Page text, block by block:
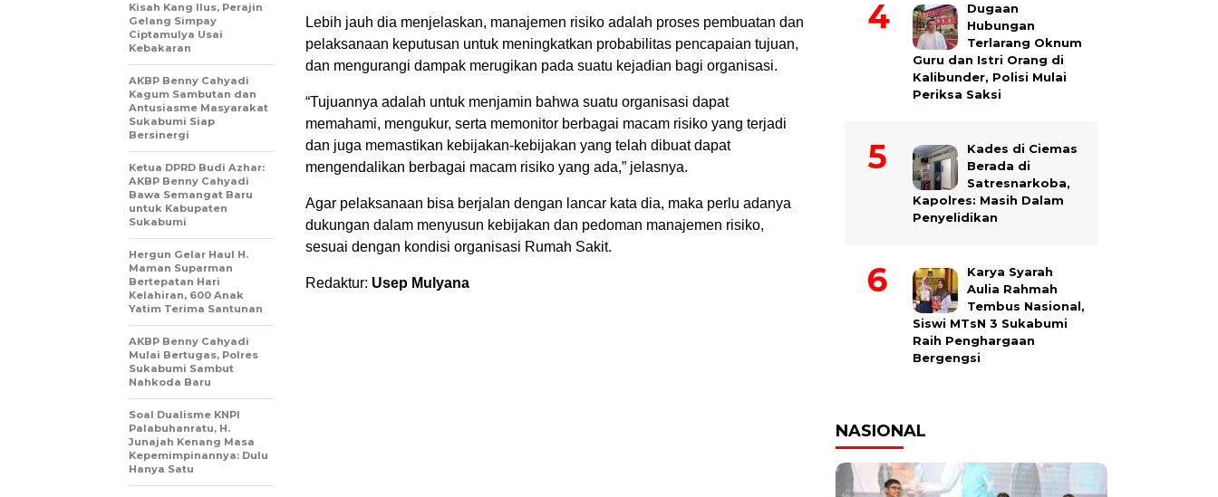
Lebih jauh dia menjelaskan, manajemen risiko adalah proses pembuatan dan
pelaksanaan keputusan untuk meningkatkan probabilitas pencapaian tujuan,
dan mengurangi dampak merugikan pada suatu kejadian bagi organisasi.
“Tujuannya adalah untuk menjamin bahwa suatu organisasi dapat
memahami, mengukur, serta memonitor berbagai macam risiko yang terjadi
dan juga memastikan kebijakan-kebijakan yang telah dibuat dapat
mengendalikan berbagai macam risiko yang ada,” jelasnya.
Agar pelaksanaan bisa berjalan dengan lancar kata dia, maka perlu adanya
dukungan dalam menyusun kebijakan dan pedoman manajemen risiko,
sesuai dengan kondisi organisasi Rumah Sakit.
Redaktur: Usep Mulyana
Kisah Kang Ilus, Perajin
Gelang Simpay
Ciptamulya Usai
Kebakaran
AKBP Benny Cahyadi
Kagum Sambutan dan
Antusiasme Masyarakat
Sukabumi Siap
Bersinergi
Ketua DPRD Budi Azhar:
AKBP Benny Cahyadi
Bawa Semangat Baru
untuk Kabupaten
Sukabumi
Hergun Gelar Haul H.
Maman Suparman
Bertepatan Hari
Kelahiran, 600 Anak
Yatim Terima Santunan
AKBP Benny Cahyadi
Mulai Bertugas, Polres
Sukabumi Sambut
Nahkoda Baru
Soal Dualisme KNPI
Palabuhanratu, H.
Junajah Kenang Masa
Kepemimpinannya: Dulu
Hanya Satu
Dugaan
Hubungan
Terlarang Oknum
Guru dan Istri Orang di
Kalibunder, Polisi Mulai
Periksa Saksi
Kades di Ciemas
Berada di
Satresnarkoba,
Kapolres: Masih Dalam
Penyelidikan
Karya Syarah
Aulia Rahmah
Tembus Nasional,
Siswi MTsN 3 Sukabumi
Raih Penghargaan
Bergengsi
NASIONAL